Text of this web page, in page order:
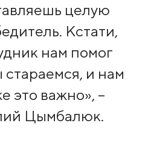
целую
Кстати,
нам помог
и нам
это важно», –
Цымбалюк.